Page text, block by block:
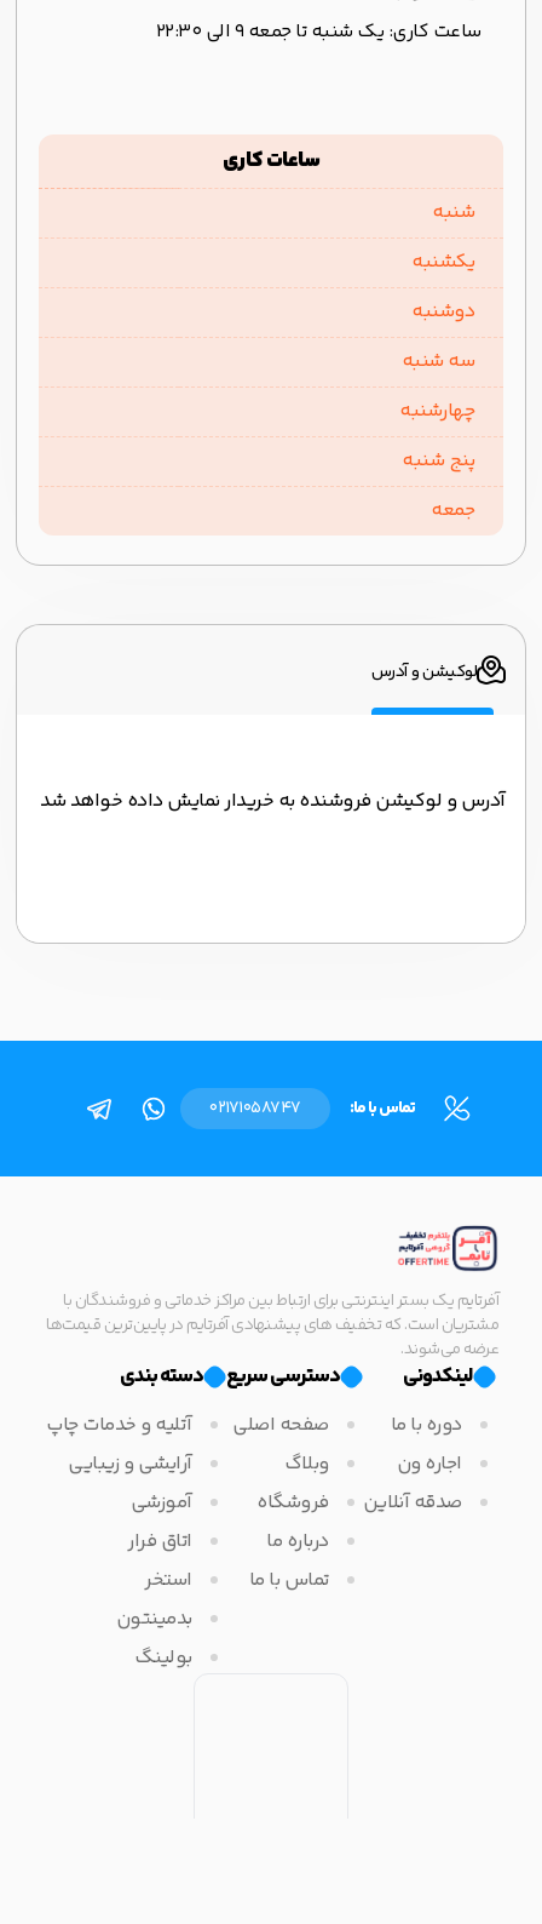
ساعت کاری: یک شنبه تا جمعه ۹ الی ۲۲:۳۰
ساعات کاری
شنبه
یکشنبه
دوشنبه
سه شنبه
چهارشنبه
پنج شنبه
جمعه
لوکیشن و آدرس
آدرس و لوکیشن فروشنده به خریدار نمایش داده خواهد شد
تماس با ما: 02171058747
آفرتایم یک بستر اینترنتی برای ارتباط بین مراکز خدماتی و فروشندگان با
مشتریان است. که تخفیف های پیشنهادی آفرتایم در پایین‌ترین قیمت‌ها
عرضه می‌شوند.
لینکدونی
دوره با ما
اجاره ون
صدقه آنلاین
دسترسی سریع
صفحه اصلی
وبلاگ
فروشگاه
درباره ما
تماس با ما
دسته بندی
آتلیه و خدمات چاپ
آرایشی و زیبایی
آموزشی
اتاق فرار
استخر
بدمینتون
بولینگ